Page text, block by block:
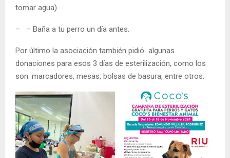
tomar agua).
– – Baña a tu perro un día antes.
Por último la asociación también pidió algunas
donaciones para esos 3 días de esterilización, como los
son: marcadores, mesas, bolsas de basura, entre otros.